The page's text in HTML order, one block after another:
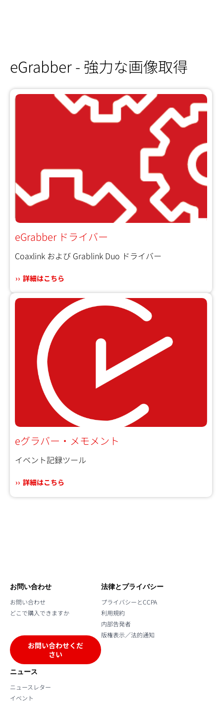
eGrabber - 強力な画像取得
eGrabber ドライバー
Coaxlink および Grablink Duo ドライバー
詳細はこちら
eグラバー・メモメント
イベント記録ツール
詳細はこちら
お問い合わせ
お問い合わせ
どこで購入できますか
お問い合わせくだ
さい
法律とプライバシー
プライバシーとCCPA
利用規約
内部告発者
版権表示／法的通知
ニュース
ニュースレター
イベント